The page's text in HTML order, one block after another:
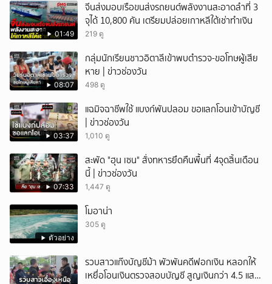
01:49
จีนส่งมอบเรือขนส่งรถยนต์พลังงานสะอาดลำที่ 3
จุได้ 10,800 คัน เตรียมปล่อยเกาหลีใต้เช่าทำเงิน
219 ดู
08:07
กลุ่มนักเรียนชาวอิตาลีเข้าพบตำรวจ-ขอโทษผู้เสีย
หาย | ข่าวช่องวัน
498 ดู
03:37
แฉมิจฉาชีพใช้ แบงก์พันปลอม ขอแลกโอนเข้าบัญชี
| ข่าวช่องวัน
1,010 ดู
07:33
สะพัด "ฮุน เซน" สั่งทหารยึดคืนพื้นที่ 4จุดสิ้นเดือน
นี้ | ข่าวช่องวัน
1,447 ดู
ตัวอย่าง
โมอาน่า
305 ดู
รวบสาวแก๊งบัญชีม้า พัวพันคดีฟอกเงิน หลอกให้
เหยื่อโอนเงินตรวจสอบบัญชี สูญเงินกว่า 4.5 แสน